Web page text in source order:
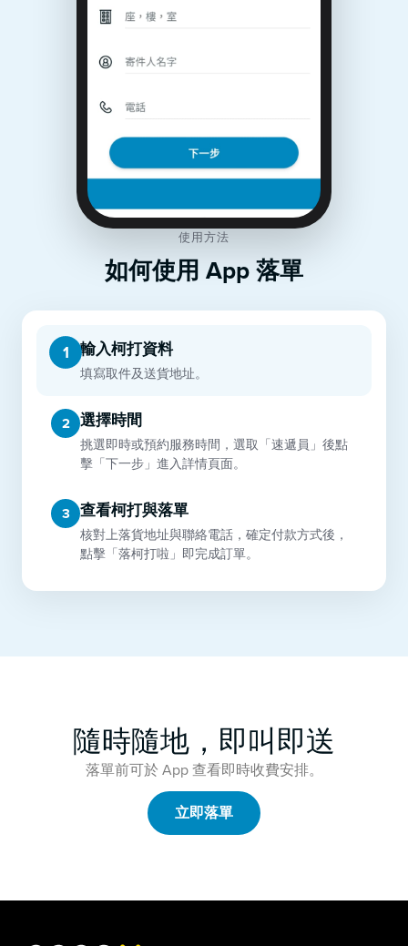
使用方法
如何使用 App 落單
1 輸入柯打資料
填寫取件及送貨地址。
2 選擇時間
挑選即時或預約服務時間，選取「速遞員」後點
擊「下一步」進入詳情頁面。
3 查看柯打與落單
核對上落貨地址與聯絡電話，確定付款方式後，
點擊「落柯打啦」即完成訂單。
隨時隨地，即叫即送
落單前可於 App 查看即時收費安排。
立即落單